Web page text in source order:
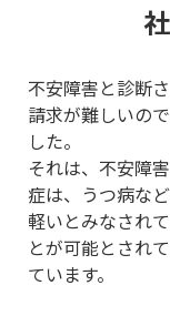
不安障害と診断
請求が難しいの
した。
それは、不安障
症は、うつ病な
軽いとみなされ
とが可能とされ
ています。